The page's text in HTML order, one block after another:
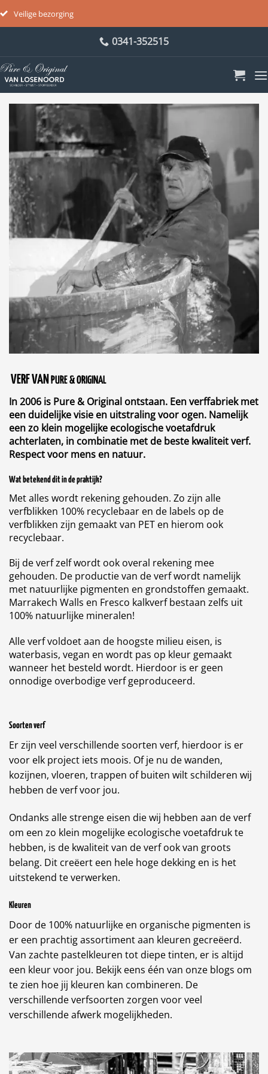
Veilige bezorging
inhoud
0341-352515
VERF VAN PURE & ORIGINAL
In 2006 is Pure & Original ontstaan. Een verffabriek met
een duidelijke visie en uitstraling voor ogen. Namelijk
een zo klein mogelijke ecologische voetafdruk
achterlaten, in combinatie met de beste kwaliteit verf.
Respect voor mens en natuur.
Wat betekend dit in de praktijk?
Met alles wordt rekening gehouden. Zo zijn alle
verfblikken 100% recyclebaar en de labels op de
verfblikken zijn gemaakt van PET en hierom ook
recyclebaar.
Bij de verf zelf wordt ook overal rekening mee
gehouden. De productie van de verf wordt namelijk
met natuurlijke pigmenten en grondstoffen gemaakt.
Marrakech Walls en Fresco kalkverf bestaan zelfs uit
100% natuurlijke mineralen!
Alle verf voldoet aan de hoogste milieu eisen, is
waterbasis, vegan en wordt pas op kleur gemaakt
wanneer het besteld wordt. Hierdoor is er geen
onnodige overbodige verf geproduceerd.
Soorten verf
Er zijn veel verschillende soorten verf, hierdoor is er
voor elk project iets moois. Of je nu de wanden,
kozijnen, vloeren, trappen of buiten wilt schilderen wij
hebben de verf voor jou.
Ondanks alle strenge eisen die wij hebben aan de verf
om een zo klein mogelijke ecologische voetafdruk te
hebben, is de kwaliteit van de verf ook van groots
belang. Dit creëert een hele hoge dekking en is het
uitstekend te verwerken.
Kleuren
Door de 100% natuurlijke en organische pigmenten is
er een prachtig assortiment aan kleuren gecreëerd.
Van zachte pastelkleuren tot diepe tinten, er is altijd
een kleur voor jou. Bekijk eens één van onze blogs om
te zien hoe jij kleuren kan combineren. De
verschillende verfsoorten zorgen voor veel
verschillende afwerk mogelijkheden.